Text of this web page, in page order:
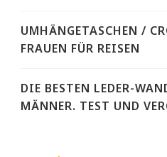
UMHÄNGETASCHEN /
FRAUEN FÜR REISEN
DIE BESTEN LEDER-
MÄNNER. TEST UND